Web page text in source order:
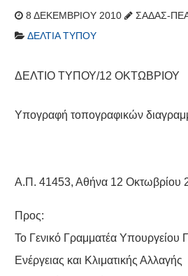
8 ΔΕΚΕΜΒΡΊΟΥ 2010
ΣΑΔΑΣ-
ΔΕΛΤΊΑ ΤΎΠΟΥ
ΔΕΛΤΙΟ ΤΥΠΟΥ/12 ΟΚΤΩΒΡΙΟΥ
Υπογραφή τοπογραφικών
Α.Π. 41453, Αθήνα 12 Οκτωβρίου
Προς:
Το Γενικό Γραμματέα Υπουργείου
Ενέργειας και Κλιματικής Αλλαγής